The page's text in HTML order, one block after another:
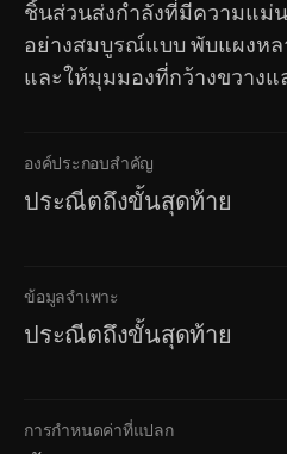
ชิ้นส่วนส่งกำลังที่มีความแม่
อย่างสมบูรณ์แบบ พับแผงหล
และให้มุมมองที่กว้างขวางแ
องค์ประกอบสำคัญ
ประณีตถึงขั้นสุดท้าย
ข้อมูลจำเพาะ
ประณีตถึงขั้นสุดท้าย
การกำหนดค่าที่แปลก